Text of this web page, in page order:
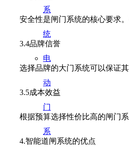
系
统
电
动
门
系
安全性是闸门系统的核心要求。
3.4品牌信誉
选择品牌的大门系统可以保证其
3.5成本效益
根据预算选择性价比高的闸门系
4.智能道闸系统的优点